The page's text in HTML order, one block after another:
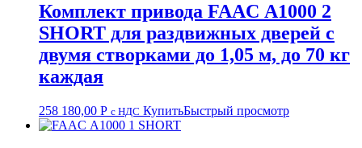
Комплект привода FAAC А1000 2
SHORT для раздвижных дверей с
двумя створками до 1,05 м, до 70 кг
каждая
258 180,00 Р с НДС КупитьБыстрый просмотр